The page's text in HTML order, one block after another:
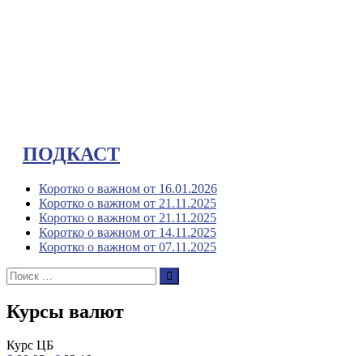
ПОДКАСТ
Коротко о важном от 16.01.2026
Коротко о важном от 21.11.2025
Коротко о важном от 21.11.2025
Коротко о важном от 14.11.2025
Коротко о важном от 07.11.2025
Поиск:
Поиск
Курсы валют
Курс ЦБ